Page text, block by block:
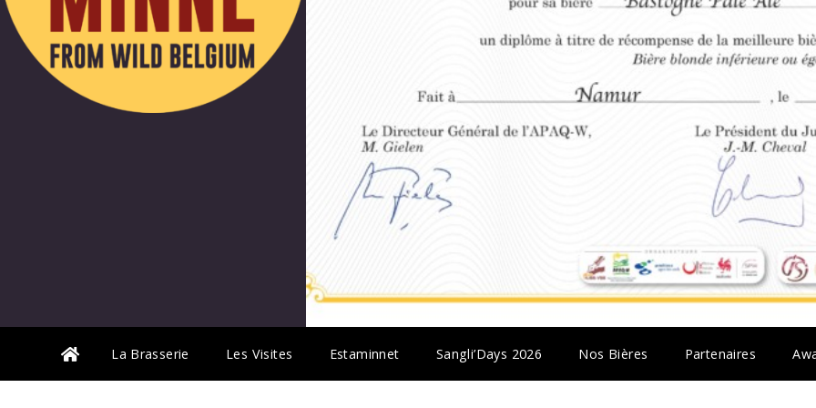
La Brasserie Les Visites Estaminnet Sangli’Days 2026 Nos Bières Partenaires